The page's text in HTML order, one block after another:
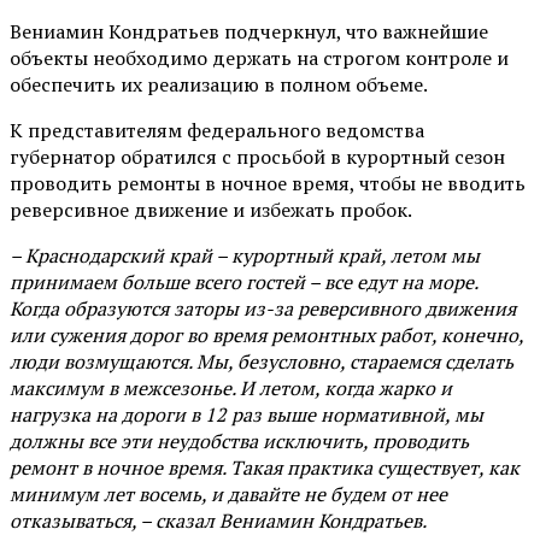
Вениамин Кондратьев подчеркнул, что важнейшие
объекты необходимо держать на строгом контроле и
обеспечить их реализацию в полном объеме.
К представителям федерального ведомства
губернатор обратился с просьбой в курортный сезон
проводить ремонты в ночное время, чтобы не вводить
реверсивное движение и избежать пробок.
– Краснодарский край – курортный край, летом мы
принимаем больше всего гостей – все едут на море.
Когда образуются заторы из-за реверсивного движения
или сужения дорог во время ремонтных работ, конечно,
люди возмущаются. Мы, безусловно, стараемся сделать
максимум в межсезонье. И летом, когда жарко и
нагрузка на дороги в 12 раз выше нормативной, мы
должны все эти неудобства исключить, проводить
ремонт в ночное время. Такая практика существует, как
минимум лет восемь, и давайте не будем от нее
отказываться, – сказал Вениамин Кондратьев.